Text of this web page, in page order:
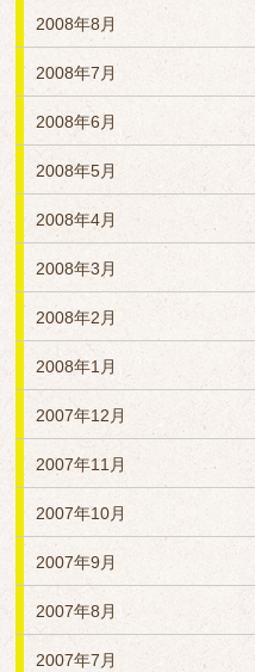
2008年8月
2008年7月
2008年6月
2008年5月
2008年4月
2008年3月
2008年2月
2008年1月
2007年12月
2007年11月
2007年10月
2007年9月
2007年8月
2007年7月